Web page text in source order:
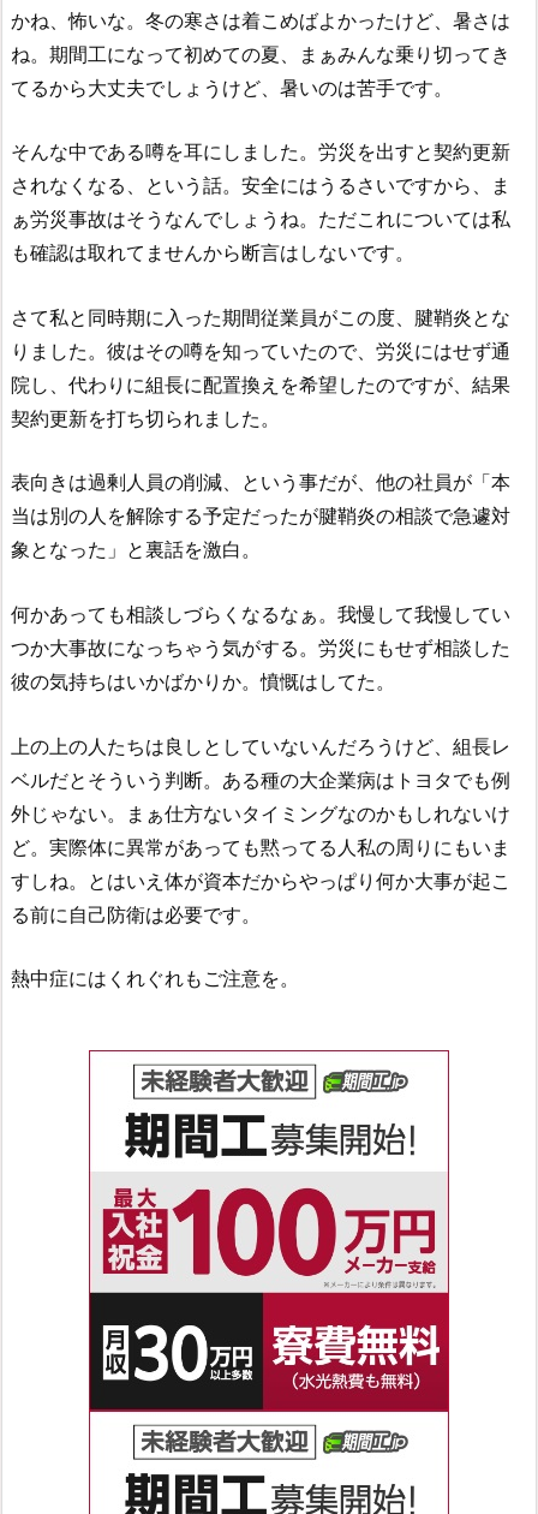
かね、怖いな。冬の寒さは着こめばよかったけど、暑さは
ね。期間工になって初めての夏、まぁみんな乗り切ってき
てるから大丈夫でしょうけど、暑いのは苦手です。
そんな中である噂を耳にしました。労災を出すと契約更新
されなくなる、という話。安全にはうるさいですから、ま
ぁ労災事故はそうなんでしょうね。ただこれについては私
も確認は取れてませんから断言はしないです。
さて私と同時期に入った期間従業員がこの度、腱鞘炎とな
りました。彼はその噂を知っていたので、労災にはせず通
院し、代わりに組長に配置換えを希望したのですが、結果
契約更新を打ち切られました。
表向きは過剰人員の削減、という事だが、他の社員が「本
当は別の人を解除する予定だったが腱鞘炎の相談で急遽対
象となった」と裏話を激白。
何かあっても相談しづらくなるなぁ。我慢して我慢してい
つか大事故になっちゃう気がする。労災にもせず相談した
彼の気持ちはいかばかりか。憤慨はしてた。
上の上の人たちは良しとしていないんだろうけど、組長レ
ベルだとそういう判断。ある種の大企業病はトヨタでも例
外じゃない。まぁ仕方ないタイミングなのかもしれないけ
ど。実際体に異常があっても黙ってる人私の周りにもいま
すしね。とはいえ体が資本だからやっぱり何か大事が起こ
る前に自己防衛は必要です。
熱中症にはくれぐれもご注意を。